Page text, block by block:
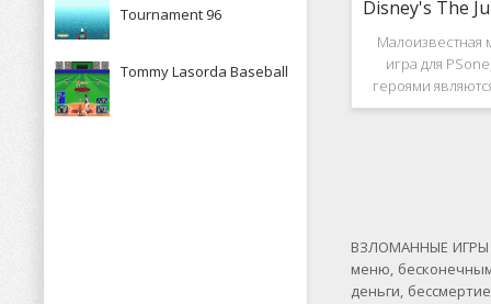
Tournament 96
Tommy Lasorda Baseball
Малоизвестная
игра для
героями
"Книги
ВЗЛОМАННЫЕ ИГРЫ
меню,
деньги,